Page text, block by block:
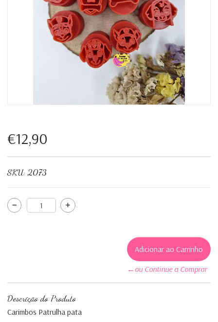
€12,90
SKU:2073
←ou Continue a Comprar
Descrição do Produto
Carimbos Patrulha pata